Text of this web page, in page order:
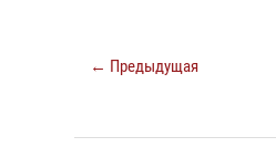
← Предыдущая